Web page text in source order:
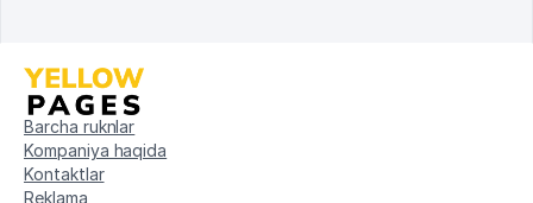
Barcha ruknlar
Kompaniya haqida
Kontaktlar
Reklama